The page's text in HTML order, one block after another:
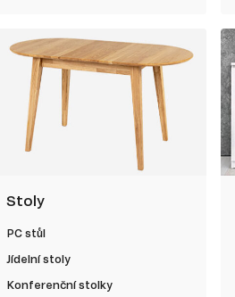
Stoly
PC stůl
Jídelní stoly
Konferenční stolky